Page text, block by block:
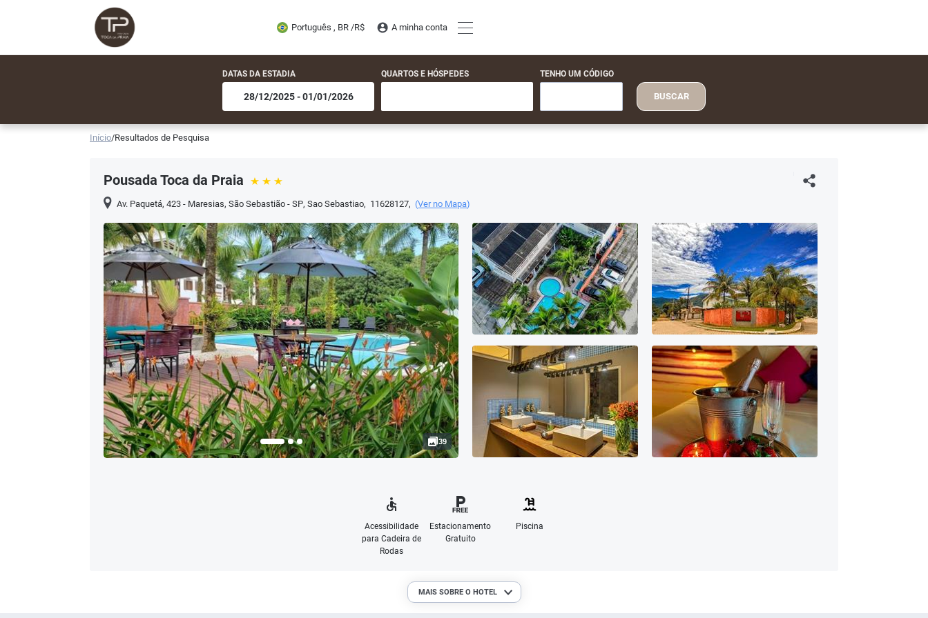
Português , BR /R$ A minha conta
DATAS DA ESTADIA QUARTOS E HÓSPEDES TENHO UM CÓDIGO
BUSCAR
Início/Resultados de Pesquisa
Pousada Toca da Praia
Av. Paquetá, 423 - Maresias, São Sebastião - SP,Sao Sebastiao, 11628127, (Ver no Mapa)
39
Acessibilidade
para Cadeira de
Rodas
Estacionamento
Gratuito
Piscina
MAIS SOBRE O HOTEL